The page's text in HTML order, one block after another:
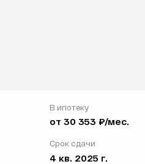
В ипотеку
от 30 353 ₽/мес.
Срок сдачи
4 кв. 2025 г.